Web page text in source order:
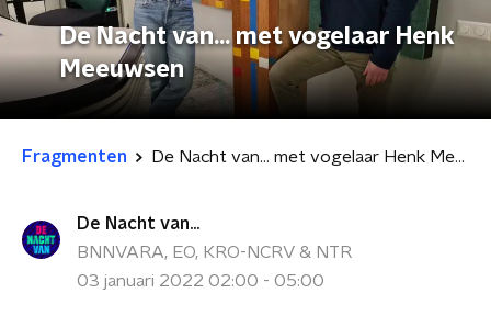
De Nacht van... met vogelaar Henk
Meeuwsen
Fragmenten De Nacht van... met vogelaar Henk Meeuwsen
De Nacht van...
BNNVARA, EO, KRO-NCRV & NTR
03 januari 2022 02:00 - 05:00